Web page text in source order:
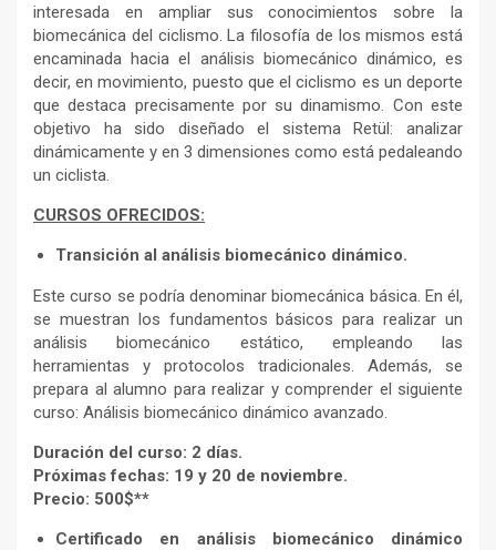
interesada en ampliar sus conocimientos sobre la
biomecánica del ciclismo. La filosofía de los mismos está
encaminada hacia el análisis biomecánico dinámico, es
decir, en movimiento, puesto que el ciclismo es un deporte
que destaca precisamente por su dinamismo. Con este
objetivo ha sido diseñado el sistema Retül: analizar
dinámicamente y en 3 dimensiones como está pedaleando
un ciclista.
CURSOS OFRECIDOS:
Transición al análisis biomecánico dinámico.
Este curso se podría denominar biomecánica básica. En él,
se muestran los fundamentos básicos para realizar un
análisis biomecánico estático, empleando las
herramientas y protocolos tradicionales. Además, se
prepara al alumno para realizar y comprender el siguiente
curso: Análisis biomecánico dinámico avanzado.
Duración del curso: 2 días.
Próximas fechas: 19 y 20 de noviembre.
Precio: 500$**
Certificado en análisis biomecánico dinámico